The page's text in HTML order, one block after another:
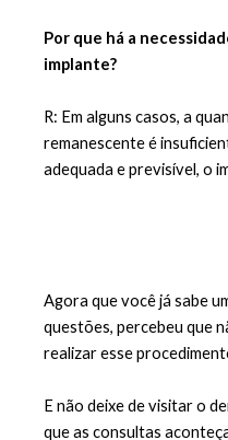
Por que há a
implante?
R: Em alguns casos, a
remanescente é
adequada e previsível, o
Agora que você já sabe
questões, percebeu que
realizar esse
E não deixe de visitar o
que as consultas